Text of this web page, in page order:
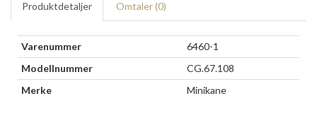
Produktdetaljer Omtaler (0)
Varenummer
6460-1
Modellnummer
CG.67.108
Merke
Minikane